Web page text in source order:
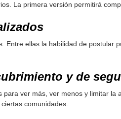
La primera versión permitirá
Entre ellas la habilidad de postular
y de
ver más, ver menos y limitar
comunidades.